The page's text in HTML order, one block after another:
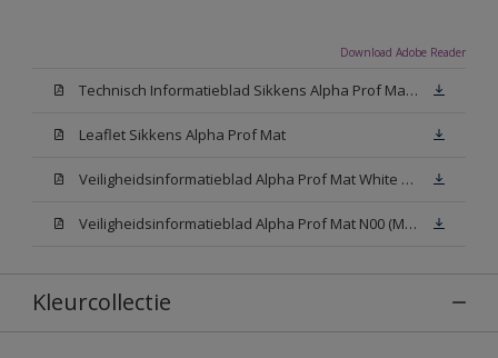
Download Adobe Reader
Technisch Informatieblad Sikkens Alpha Prof Mat(PDF)
Leaflet Sikkens Alpha Prof Mat
Veiligheidsinformatieblad Alpha Prof Mat White W05 (MSDS)
Veiligheidsinformatieblad Alpha Prof Mat N00 (MSDS)
Kleurcollectie